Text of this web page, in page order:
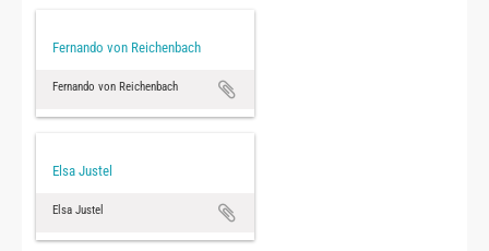
Fernando von Reichenbach
Fernando von Reichenbach
Elsa Justel
Elsa Justel